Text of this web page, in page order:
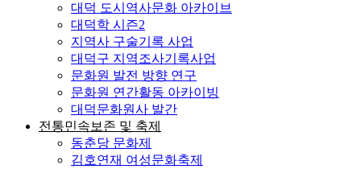
대덕 도시역사문화 아카이브
대덕학 시즌2
지역사 구술기록 사업
대덕구 지역조사기록사업
문화원 발전 방향 연구
문화원 연간활동 아카이빙
대덕문화원사 발간
전통민속보존 및 축제
동춘당 문화제
김호연재 여성문화축제